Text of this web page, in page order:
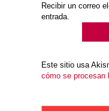
Recibir un correo
entrada.
Este sitio usa
cómo se procesan